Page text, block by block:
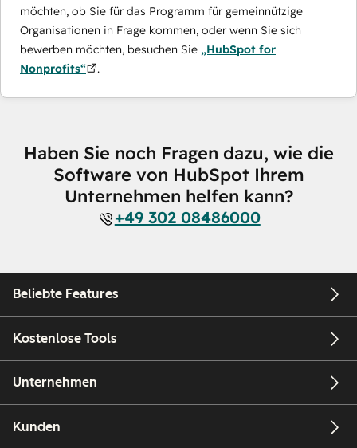
möchten, ob Sie für das Programm für gemeinnützige
Organisationen in Frage kommen, oder wenn Sie sich
bewerben möchten, besuchen Sie „HubSpot for
Nonprofits“
.
Haben Sie noch Fragen dazu, wie die
Software von HubSpot Ihrem
Unternehmen helfen kann?
+49 302 08486000
Beliebte Features
Kostenlose Tools
Unternehmen
Kunden